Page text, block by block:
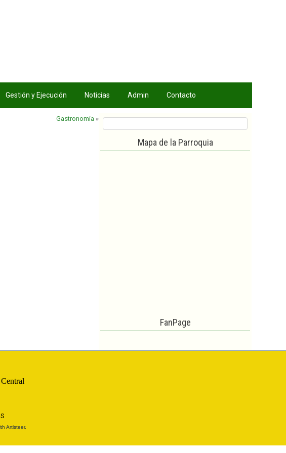
Gestión y Ejecución Noticias Admin Contacto
Gastronomía »
Mapa de la Parroquia
FanPage
Artisteer.